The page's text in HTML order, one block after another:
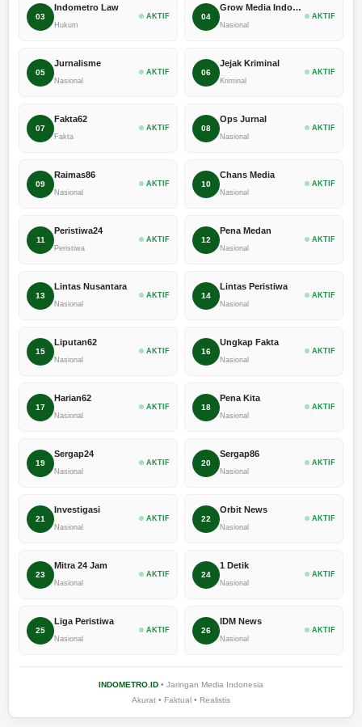
03
Indometro Law
Hukum
AKTIF 04
Grow Media Indonesia
Nasional
AKTIF
05
Jurnalisme
Nasional
AKTIF 06
Jejak Kriminal
Kriminal
AKTIF
07
Fakta62
Fakta
AKTIF 08
Ops Jurnal
Nasional
AKTIF
09
Raimas86
Nasional
AKTIF 10
Chans Media
Nasional
AKTIF
11
Peristiwa24
Peristiwa
AKTIF 12
Pena Medan
Nasional
AKTIF
13
Lintas Nusantara
Nasional
AKTIF 14
Lintas Peristiwa
Nasional
AKTIF
15
Liputan62
Nasional
AKTIF 16
Ungkap Fakta
Nasional
AKTIF
17
Harian62
Nasional
AKTIF 18
Pena Kita
Nasional
AKTIF
19
Sergap24
Nasional
AKTIF 20
Sergap86
Nasional
AKTIF
21
Investigasi
Nasional
AKTIF 22
Orbit News
Nasional
AKTIF
23
Mitra 24 Jam
Nasional
AKTIF 24
1 Detik
Nasional
AKTIF
25
Liga Peristiwa
Nasional
AKTIF 26
IDM News
Nasional
AKTIF
INDOMETRO.ID • Jaringan Media Indonesia
Akurat • Faktual • Realistis